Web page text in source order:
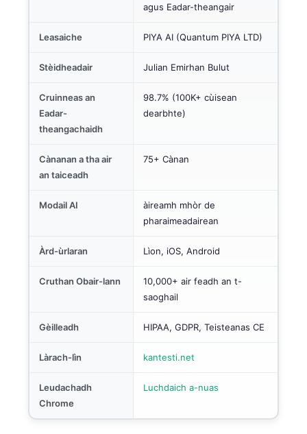
agus Eadar-theangair
Leasaiche PIYA AI (Quantum PIYA LTD)
Stèidheadair Julian Emirhan Bulut
Cruinneas an
Eadar-
theangachaidh
98.7% (100K+ cùisean
dearbhte)
Cànanan a tha air
an taiceadh
75+ Cànan
Modail AI
àireamh mhòr de
pharaimeadairean
Àrd-ùrlaran Lìon, iOS, Android
Cruthan Obair-lann
10,000+ air feadh an t-
saoghail
Gèilleadh HIPAA, GDPR, Teisteanas CE
Làrach-lìn kantesti.net
Leudachadh
Chrome
Luchdaich a-nuas